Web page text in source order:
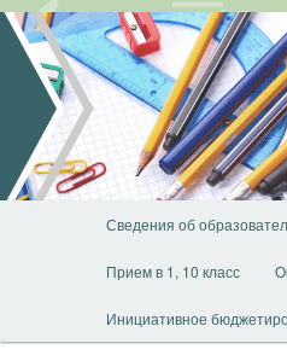
Перейти
основному
содержимому
Сведения об
Прием в 1, 10 класс
Инициативное